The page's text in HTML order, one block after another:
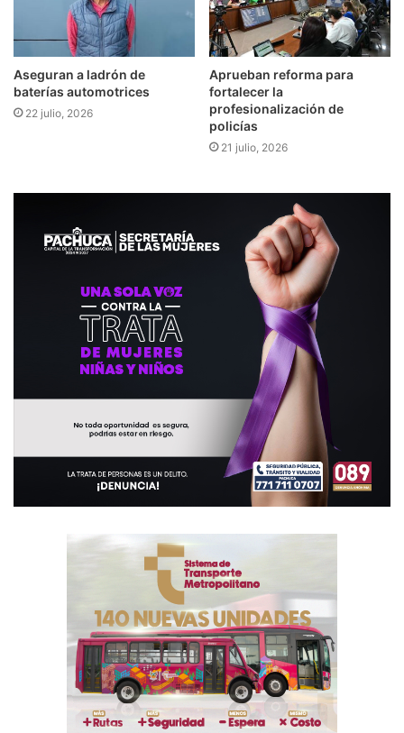
Aseguran a ladrón de
baterías automotrices
22 julio, 2026
Aprueban reforma para
fortalecer la
profesionalización de
policías
21 julio, 2026